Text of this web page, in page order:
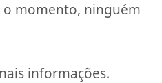
o momento, ninguém
informações.